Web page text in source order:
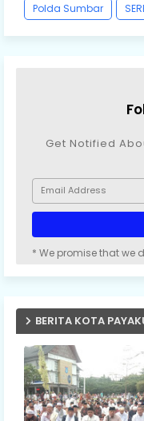
Polda Sumbar
Get Notified
* We promise that we
BERITA KOTA